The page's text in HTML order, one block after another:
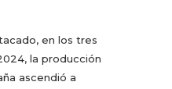
en los tres
la producción
ascendió a